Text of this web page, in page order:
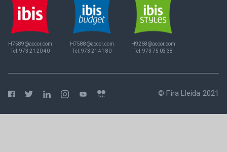
H7589@accor.com
Tel:973 21 20 40
H7588@accor.com
Tel:973 21 41 80
H9268@accor.com
Tel:973 75 03 38
© Fira Lleida 2021